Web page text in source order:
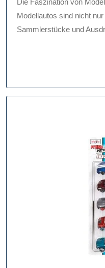
Die Faszination von Modellautos im Maßstab 1:24
Modellautos sind nicht
Sammlerstücke und